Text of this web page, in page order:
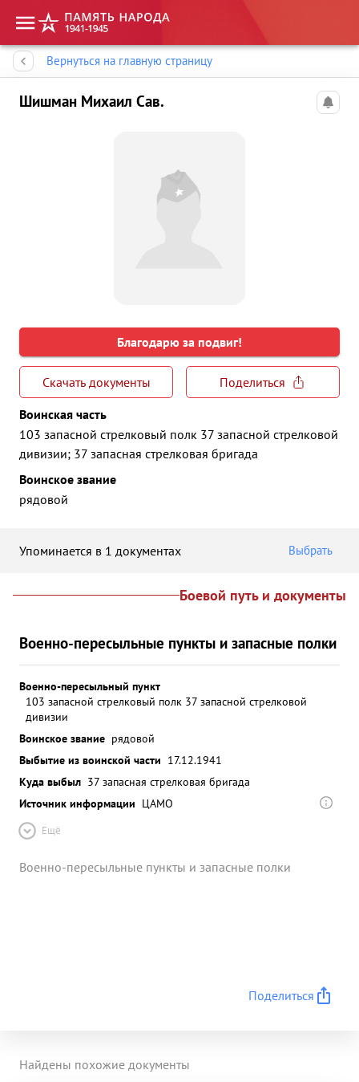
Вернуться на главную страницу
Шишман Михаил Сав.
Благодарю за подвиг!
Скачать документы
Поделиться
Воинская часть
103 запасной стрелковый полк 37 запасной стрелковой
дивизии; 37 запасная стрелковая бригада
Воинское звание
рядовой
Упоминается в 1 документах Выбрать
Боевой путь и документы
Военно-пересыльные пункты и запасные полки
Военно-пересыльный пункт
103 запасной стрелковый полк 37 запасной стрелковой
дивизии
Воинское звание рядовой
Выбытие из воинской части 17.12.1941
Куда выбыл 37 запасная стрелковая бригада
Источник информации ЦАМО
Ещё
Военно-пересыльные пункты и запасные полки
Поделиться
Найдены похожие документы
Память народа